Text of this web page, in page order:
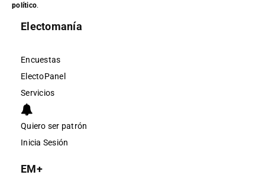
político.
Electomanía
Encuestas
ElectoPanel
Servicios
Quiero ser patrón
Inicia Sesión
EM+